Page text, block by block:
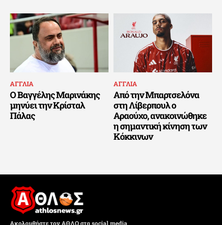
ΑΓΓΛΙΑ
Ο Βαγγέλης Μαρινάκης
μηνύει την Κρίσταλ
Πάλας
ΑΓΓΛΙΑ
Από την Μπαρτσελόνα
στη Λίβερπουλ ο
Αραούχο, ανακοινώθηκε
η σημαντική κίνηση των
Κόκκινων
Ακολουθήστε τον ΑΘΛΟ στα social media